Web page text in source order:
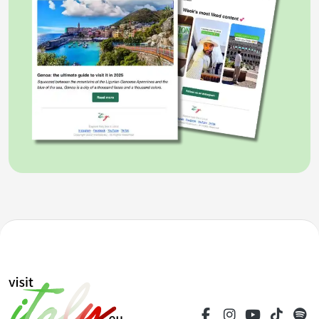
commercio e della modernità. Ma è il Rinascimento
che rende Firenze e la Toscana il centro della
cultura, della scienza e dell’arte, influenzando per
sempre il pensiero europeo e mondiale. È qui dove è
nata la lingua italiana, grazie alla diffusione del
volgare come lingua letteraria e all’opera di autori
immortali come Dante, Petrarca e Boccaccio.
Durante il Risorgimento i fermenti politici toscani
hanno contribuito sensibilmente alla nascita del
di riferimento a livello storico e culturale.
capoluogo della regione e centro nevralgico da cui si
rilievo, le bellezze architettoniche, la tradizione
artigianale, l’ospitalità della gente e la ricca offerta
gastronomica. Innumerevoli sono le attrazioni